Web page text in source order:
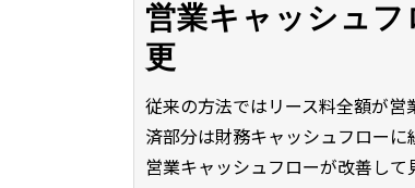
営業キャッシュ
更
従来の方法ではリース料全額が
済部分は財務キャッシュフローに
営業キャッシュフローが改善して